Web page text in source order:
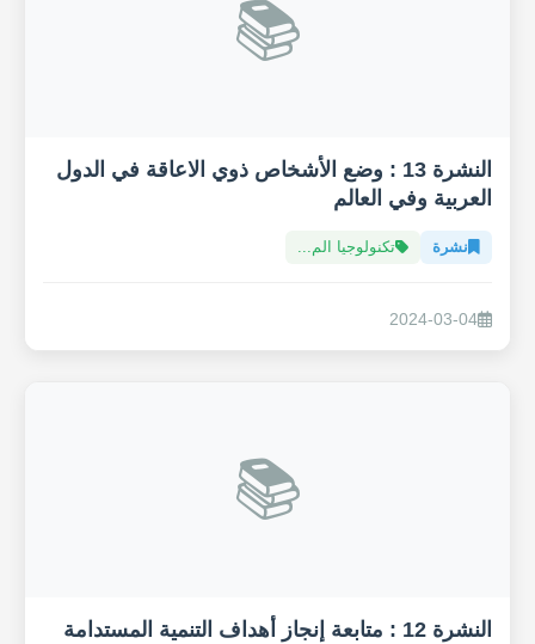
📚
النشرة 13 : وضع الأشخاص ذوي الاعاقة في الدول
العربية وفي العالم
نشرة تكنولوجيا الم...
2024-03-04
📚
النشرة 12 : متابعة إنجاز أهداف التنمية المستدامة